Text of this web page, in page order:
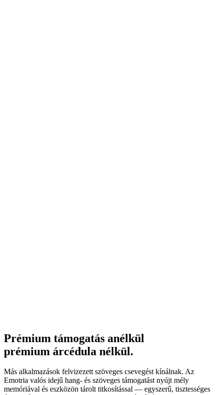
Prémium támogatás anélkül
prémium árcédula nélkül.
Más alkalmazások felvizezett szöveges csevegést kínálnak. Az
Emotria valós idejű hang- és szöveges támogatást nyújt mély
memóriával és eszközön tárolt titkosítással — egyszerű, tisztességes